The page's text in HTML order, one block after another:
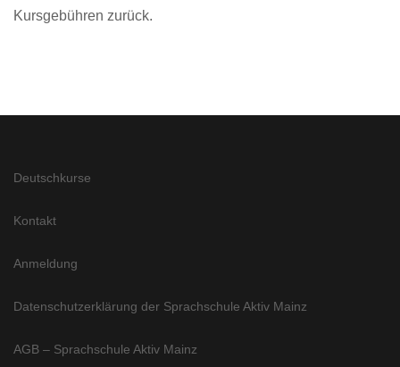
Kursgebühren zurück.
Deutschkurse
Kontakt
Anmeldung
Datenschutzerklärung der Sprachschule Aktiv Mainz
AGB – Sprachschule Aktiv Mainz